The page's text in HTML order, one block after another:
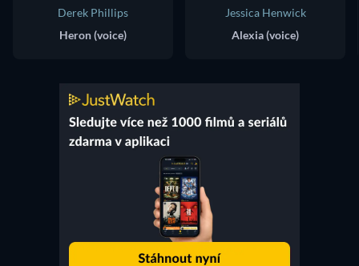
Derek Phillips
Heron (voice)
Jessica Henwick
Alexia (voice)